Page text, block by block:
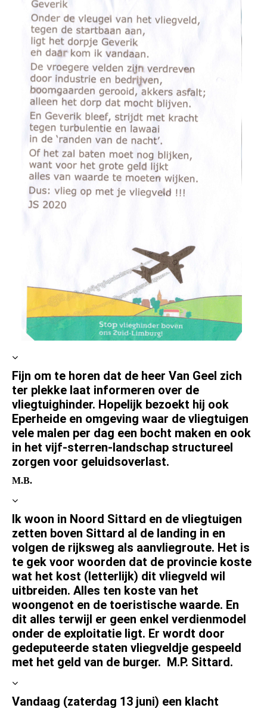
Fijn om te horen dat de heer Van Geel zich
ter plekke laat informeren over de
vliegtuighinder. Hopelijk bezoekt hij ook
Eperheide en omgeving waar de vliegtuigen
vele malen per dag een bocht maken en ook
in het vijf-sterren-landschap structureel
zorgen voor geluidsoverlast.
M.B.
Ik woon in Noord Sittard en de vliegtuigen
zetten boven Sittard al de landing in en
volgen de rijksweg als aanvliegroute. Het is
te gek voor woorden dat de provincie koste
wat het kost (letterlijk) dit vliegveld wil
uitbreiden. Alles ten koste van het
woongenot en de toeristische waarde. En
dit alles terwijl er geen enkel verdienmodel
onder de exploitatie ligt. Er wordt door
gedeputeerde staten vliegveldje gespeeld
met het geld van de burger. M.P. Sittard.
Vandaag (zaterdag 13 juni) een klacht